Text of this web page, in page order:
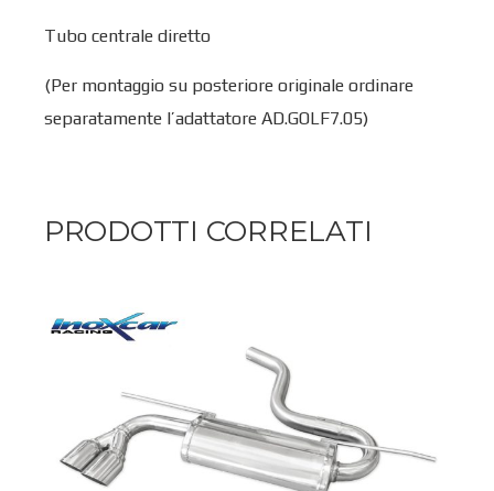
Tubo centrale diretto
(Per montaggio su posteriore originale ordinare
separatamente l’adattatore AD.GOLF7.05)
PRODOTTI CORRELATI